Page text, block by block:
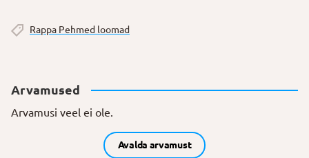
Rappa Pehmed loomad
Arvamused
Arvamusi veel ei ole.
Avalda arvamust